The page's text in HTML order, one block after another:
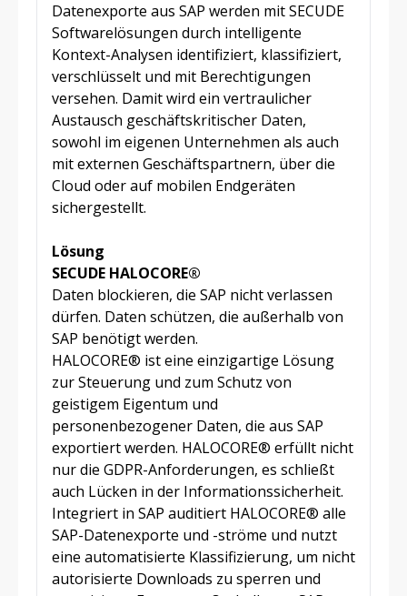
Datenexporte aus SAP werden mit SECUDE
Softwarelösungen durch intelligente
Kontext-Analysen identifiziert, klassifiziert,
verschlüsselt und mit Berechtigungen
versehen. Damit wird ein vertraulicher
Austausch geschäftskritischer Daten,
sowohl im eigenen Unternehmen als auch
mit externen Geschäftspartnern, über die
Cloud oder auf mobilen Endgeräten
sichergestellt.
Lösung
SECUDE HALOCORE®
Daten blockieren, die SAP nicht verlassen
dürfen. Daten schützen, die außerhalb von
SAP benötigt werden.
HALOCORE® ist eine einzigartige Lösung
zur Steuerung und zum Schutz von
geistigem Eigentum und
personenbezogener Daten, die aus SAP
exportiert werden. HALOCORE® erfüllt nicht
nur die GDPR-Anforderungen, es schließt
auch Lücken in der Informationssicherheit.
Integriert in SAP auditiert HALOCORE® alle
SAP-Datenexporte und -ströme und nutzt
eine automatisierte Klassifizierung, um nicht
autorisierte Downloads zu sperren und